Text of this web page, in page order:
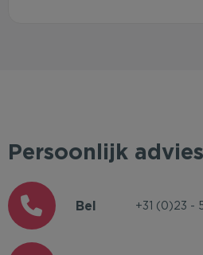
Persoonlijk
Bel +31 (0)23 -